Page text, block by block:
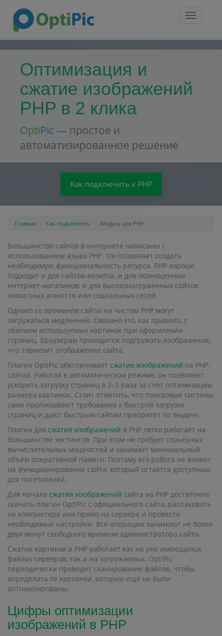
Toggle
Оптимизация и
сжатие изображений
PHP в 2 клика
OptiPic — простое и
автоматизированное решение
Как подключить к PHP
Главная Как подключить Модуль для PHP
Большинство сайтов в интернете написаны с
использованием языка PHP. Он позволяет создать
необходимую функциональность ресурса. PHP хорошо
подходит и для сайтов-визиток, и для полноценных
интернет-магазинов, и для высоконагруженных сайтов
новостных агентств или социальных сетей.
Однако со временем сайты на чистом PHP могут
загружаться медленней. Связано это, как правило, с
обилием используемых картинок при оформлении
страниц. Браузерам приходится подгружать изображения,
что тормозит отображение сайта.
Плагин OptiPic обеспечивает сжатие изображений на PHP-
сайтах. Работая в автоматическом режиме, он позволяет
ускорить загрузку страниц в 2–3 раза за счёт оптимизации
размера картинок. Стоит отметить, что поисковые системы
сами прописывают требование к быстрой загрузке
страниц и дают быстрым сайтам приоритет по выдаче.
Плагин для сжатия изображений в PHP легко работает на
большинстве хостингов. При этом не требует серьёзных
вычислительных мощностей и занимает минимальный
объём оперативной памяти. Поэтому его работа не влияет
на функционирование сайта, который остаётся доступным
для посетителей.
Для начала сжатия изображений сайта на PHP достаточно
скачать плагин OptiPic с официального сайта, распаковать
на компьютере или прямо на сервере и провести
необходимые настройки. Все операции занимают не более
двух минут свободного времени администратора сайта.
Сжатие картинок в PHP работает как на уже имеющихся
файлах серверов, так и на загружаемых. OptiPic
периодически проводит сканирование файлов, чтобы
определить те картинки, которые ещё не были
оптимизированы.
Цифры оптимизации
изображений в PHP